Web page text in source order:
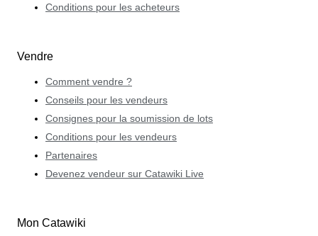
Conditions pour les acheteurs
Vendre
Comment vendre ?
Conseils pour les vendeurs
Consignes pour la soumission de lots
Conditions pour les vendeurs
Partenaires
Devenez vendeur sur Catawiki Live
Mon Catawiki